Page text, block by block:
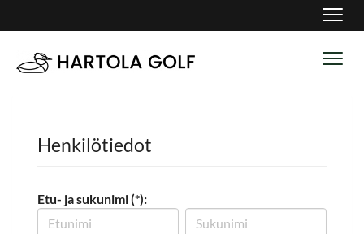
Henkilötiedot
Etu- ja sukunimi (*):